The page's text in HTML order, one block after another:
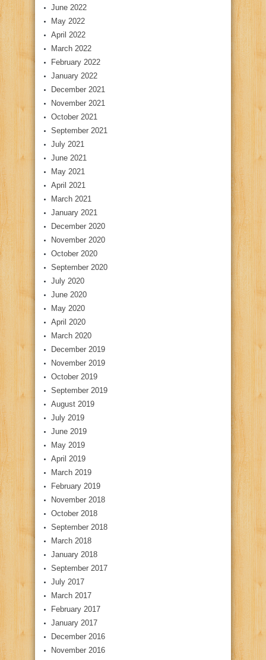
June 2022
May 2022
April 2022
March 2022
February 2022
January 2022
December 2021
November 2021
October 2021
September 2021
July 2021
June 2021
May 2021
April 2021
March 2021
January 2021
December 2020
November 2020
October 2020
September 2020
July 2020
June 2020
May 2020
April 2020
March 2020
December 2019
November 2019
October 2019
September 2019
August 2019
July 2019
June 2019
May 2019
April 2019
March 2019
February 2019
November 2018
October 2018
September 2018
March 2018
January 2018
September 2017
July 2017
March 2017
February 2017
January 2017
December 2016
November 2016